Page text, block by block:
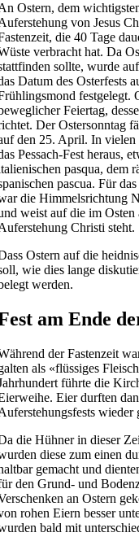
Ostern, dem
von Jesus
die 40 Tage
verbracht hat. Da
sollte, wurde
Datum des Osterfests
fest­gelegt.
Feiertag,
Der Ostersonntag
den 25. April. In vielen
Pessach-Fest heraus,
pasqua, dem
pascua. Für
die Himmelsrichtung
weist auf die im
Christi steht.
Ostern auf die
wie dies lange
werden.
am Ende
der Fastenzeit
als «flüssiges
führte die
Eier durften
wieder
die Hühner in dieser
diese zum einen
gemacht und
den Grund- und
an Ostern
rohen Eiern besser
bald mit